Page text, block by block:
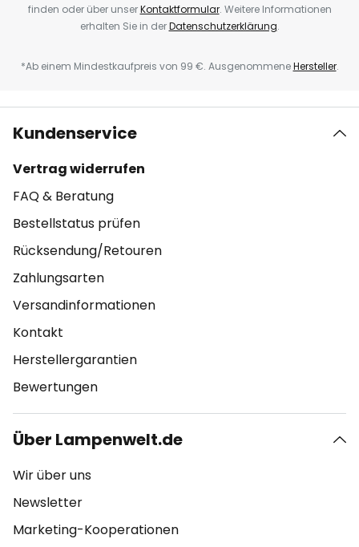
finden oder über unserKontaktformular. Weitere Informationen
erhalten Sie in derDatenschutzerklärung.
*Ab einem Mindestkaufpreis von 99 €. AusgenommeneHersteller.
Kundenservice
Vertrag widerrufen
FAQ & Beratung
Bestellstatus prüfen
Rücksendung/Retouren
Zahlungsarten
Versandinformationen
Kontakt
Herstellergarantien
Bewertungen
Über Lampenwelt.de
Wir über uns
Newsletter
Marketing-Kooperationen